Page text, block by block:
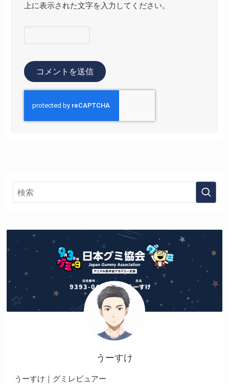
上に表示された文字を入力してください。
うーすけ
うーすけ｜グミレビュアー